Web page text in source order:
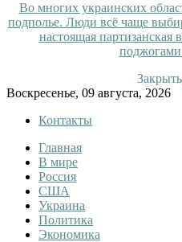
Во многих украинских
подполье. Люди всё чаще
настоящая
Закрыть
Skip
content
Воскресенье, 09 августа, 2026
Контакты
InfoRuss
InfoRuss — Новости
Главная
В мире
Россия
США
Украина
Политика
Экономика